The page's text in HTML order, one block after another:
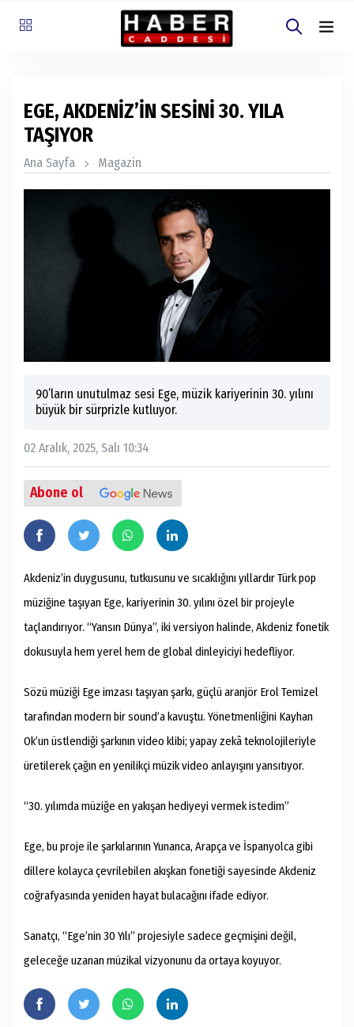
EGE, AKDENİZ’İN SESİNİ 30. YILA
TAŞIYOR
Ana Sayfa Magazin
90’ların unutulmaz sesi Ege, müzik kariyerinin 30. yılını
büyük bir sürprizle kutluyor.
02 Aralık, 2025, Salı 10:34
Abone ol
Akdeniz’in duygusunu, tutkusunu ve sıcaklığını yıllardır Türk pop
müziğine taşıyan Ege, kariyerinin 30. yılını özel bir projeyle
taçlandırıyor. “Yansın Dünya”, iki versiyon halinde, Akdeniz fonetik
dokusuyla hem yerel hem de global dinleyiciyi hedefliyor.
Sözü müziği Ege imzası taşıyan şarkı, güçlü aranjör Erol Temizel
tarafından modern bir sound’a kavuştu. Yönetmenliğini Kayhan
Ok’un üstlendiği şarkının video klibi; yapay zekâ teknolojileriyle
üretilerek çağın en yenilikçi müzik video anlayışını yansıtıyor.
“30. yılımda müziğe en yakışan hediyeyi vermek istedim”
Ege, bu proje ile şarkılarının Yunanca, Arapça ve İspanyolca gibi
dillere kolayca çevrilebilen akışkan fonetiği sayesinde Akdeniz
coğrafyasında yeniden hayat bulacağını ifade ediyor.
Sanatçı, “Ege’nin 30 Yılı” projesiyle sadece geçmişini değil,
geleceğe uzanan müzikal vizyonunu da ortaya koyuyor.